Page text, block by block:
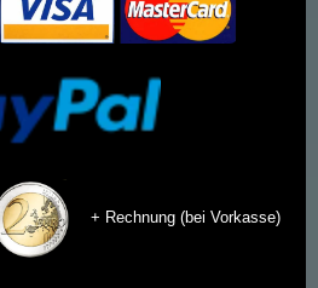
+ Rechnung (bei Vorkasse)